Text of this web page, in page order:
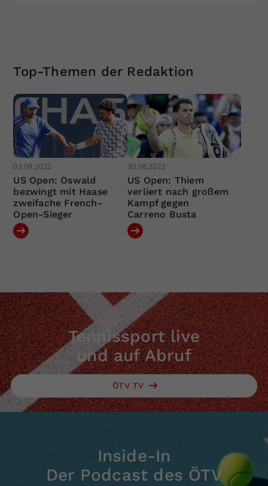
Top-Themen der Redaktion
03.09.2022
US Open: Oswald
bezwingt mit Haase
zweifache French-
Open-Sieger
30.08.2022
US Open: Thiem
verliert nach großem
Kampf gegen
Carreno Busta
Tennissport live
und auf Abruf
ÖTV TV
Inside-In
Der Podcast des ÖTV